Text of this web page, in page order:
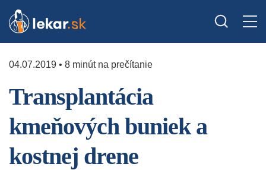
04.07.2019 • 8 minút na prečítanie
Transplantácia
kmeňových buniek a
kostnej drene